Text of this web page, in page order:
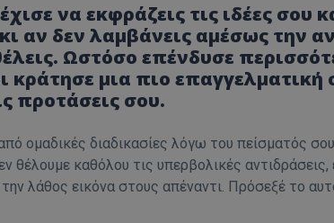
να εκφράζεις τις ιδέες σου
αν δεν λαμβάνεις αμέσως την
Ωστόσο επένδυσε
κράτησε μια πιο
προτάσεις σου.
ομαδικές διαδικασίες λόγω του πείσματός σου
θέλουμε καθόλου τις υπερβολικές αντιδράσεις,
λάθος εικόνα στους απέναντι. Πρόσεξέ το
ASP.NET_SessionId
Microsoft Corporation
VISITOR_PRIVACY_METADATA
YouTube
.youtube.com